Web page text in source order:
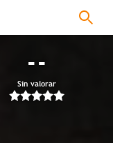
--
Sin valorar